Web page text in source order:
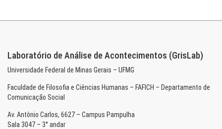
Laboratório de Análise de Acontecimentos (GrisLab)
Universidade Federal de Minas Gerais – UFMG
Faculdade de Filosofia e Ciências Humanas – FAFICH – Departamento de
Comunicação Social
Av. Antônio Carlos, 6627 – Campus Pampulha
Sala 3047 – 3° andar